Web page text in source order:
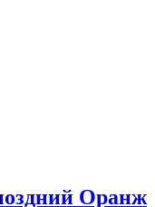
Оранж